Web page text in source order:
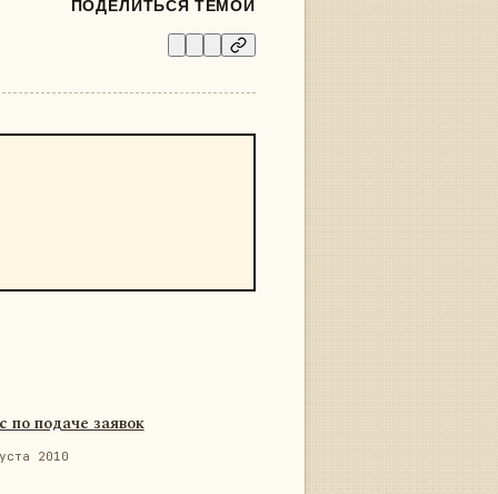
по подаче заявок
2010